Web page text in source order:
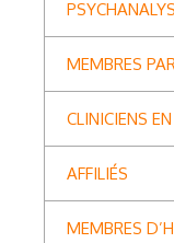
MEMBRES
CLINICIENS
AFFILIÉS
MEMBRES